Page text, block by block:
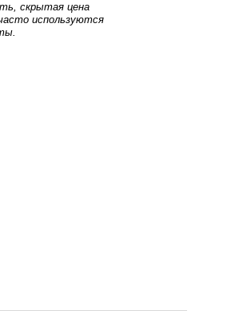
скрытая цена
используются